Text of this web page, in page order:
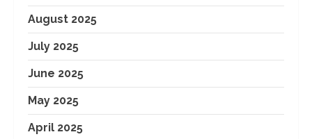
August 2025
July 2025
June 2025
May 2025
April 2025